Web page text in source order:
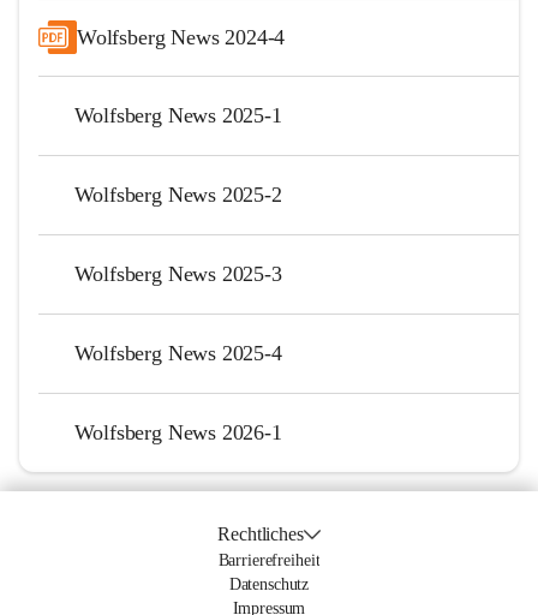
Wolfsberg News 2024-4
Wolfsberg News 2025-1
Wolfsberg News 2025-2
Wolfsberg News 2025-3
Wolfsberg News 2025-4
Wolfsberg News 2026-1
Rechtliches
Barrierefreiheit
Datenschutz
Impressum